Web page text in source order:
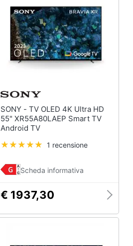
SONY - TV OLED 4K Ultra HD
55" XR55A80LAEP Smart TV
Android TV
1 recensione
Scheda informativa
€ 1937,30